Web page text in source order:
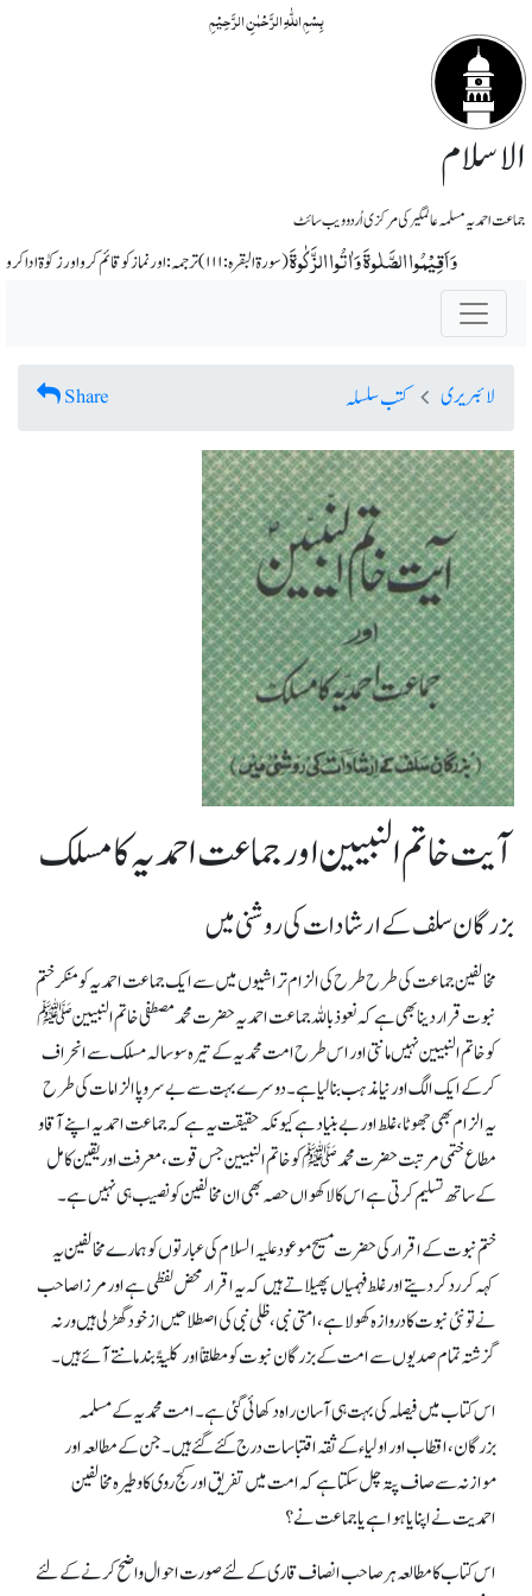
بِسۡمِ اللّٰہِ الرَّحۡمٰنِ الرَّحِیۡمِ
الاسلام
جماعت احمدیہ مسلمہ عالمگیر کی مرکزی اُردو ویب سائٹ
وَ اَقِیۡمُوا الصَّلٰوۃَ وَ اٰتُوا الزَّکٰوۃَ(سورة البقرہ: ۱۱۱) ترجمہ: اور نماز کو قائم کرو اور زکوٰة ادا کرو
لائبریری کتب سلسلہ Share
آیت خاتم النبیین اور جماعت احمدیہ کا مسلک
بزرگان سلف کے ارشادات کی روشنی میں
مخالفین جماعت کی طرح طرح کی الزام تراشیوں میں سے ایک جماعت احمدیہ کو منکر ختم
نبوت قرار دینا بھی ہے کہ نعوذباللہ جماعت احمدیہ حضرت محمد مصطفی خاتم النبیین ﷺ
کو خاتم النبیین نہیں مانتی اور اس طرح امت محمدیہ کے تیرہ سو سالہ مسلک سے انحراف
کرکے ایک الگ اور نیا مذہب بنا لیا ہے۔دوسرے بہت سے بے سروپاالزامات کی طرح
یہ الزام بھی جھوٹا، غلط اور بےبنیاد ہے کیونکہ حقیقت یہ ہے کہ جماعت احمدیہ اپنے آقا و
مطاع ختمی مرتبت حضرت محمد ﷺ کو خاتم النبیین جس قوت، معرفت اور یقین کامل
کے ساتھ تسلیم کرتی ہے اس کا لاکھواں حصہ بھی ان مخالفین کو نصیب ہی نہیں ہے۔
ختم نبوت کے اقرار کی حضرت مسیح موعودعلیہ السلام کی عبارتوں کو ہمارے مخالفین یہ
کہہ کررد کردیتے اور غلط فہمیاں پھیلاتے ہیں کہ یہ اقرار محض لفظی ہے اور مرزا صاحب
نے تو نئی نبوت کا دروازہ کھولا ہے، امتی نبی، ظلی نبی کی اصطلاحیں از خود گھڑ لی ہیں ورنہ
گزشتہ تمام صدیوں سے امت کے بزرگان نبوت کو مطلقاً اور کلیۃً بند مانتے آئے ہیں۔
اس کتاب میں فیصلہ کی بہت ہی آسان راہ دکھائی گئی ہے۔ امت محمدیہ کے مسلمہ
بزرگان، اقطاب اور اولیاء کے ثقہ اقتباسات درج کئے گئے ہیں ۔ جن کے مطالعہ اور
موازنہ سے صاف پتہ چل سکتا ہے کہ امت میں تفریق اور کج روی کا وطیرہ مخالفین
احمدیت نے اپنا یا ہوا ہے یا جماعت نے؟
اس کتاب کا مطالعہ ہر صاحب انصاف قاری کے لئے صورت احوال واضح کرنے کے لئے